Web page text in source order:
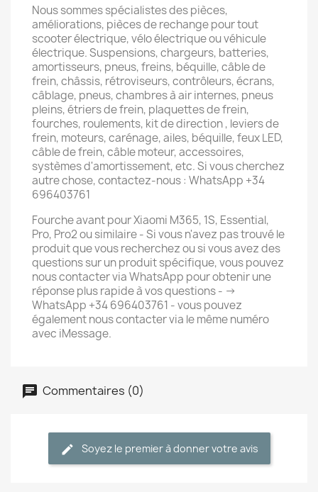
Nous sommes spécialistes des pièces,
améliorations, pièces de rechange pour tout
scooter électrique, vélo électrique ou véhicule
électrique. Suspensions, chargeurs, batteries,
amortisseurs, pneus, freins, béquille, câble de
frein, châssis, rétroviseurs, contrôleurs, écrans,
câblage, pneus, chambres à air internes, pneus
pleins, étriers de frein, plaquettes de frein,
fourches, roulements, kit de direction , leviers de
frein, moteurs, carénage, ailes, béquille, feux LED,
câble de frein, câble moteur, accessoires,
systèmes d'amortissement, etc. Si vous cherchez
autre chose, contactez-nous : WhatsApp +34
696403761
Fourche avant pour Xiaomi M365, 1S, Essential,
Pro, Pro2 ou similaire - Si vous n'avez pas trouvé le
produit que vous recherchez ou si vous avez des
questions sur un produit spécifique, vous pouvez
nous contacter via WhatsApp pour obtenir une
réponse plus rapide à vos questions - ->
WhatsApp +34 696403761 - vous pouvez
également nous contacter via le même numéro
avec iMessage.
Commentaires (0)
Soyez le premier à donner votre avis